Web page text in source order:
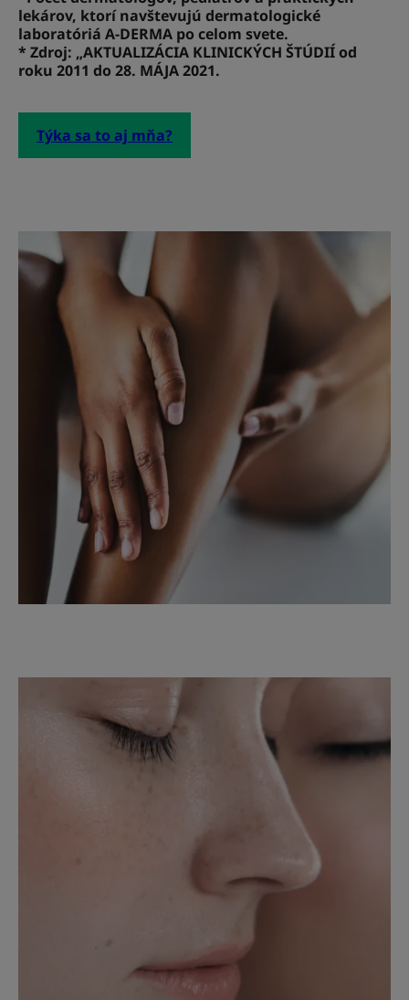
lekárov, ktorí navštevujú dermatologické
laboratóriá A-DERMA po celom svete.
* Zdroj: „AKTUALIZÁCIA KLINICKÝCH ŠTÚDIÍ od
roku 2011 do 28. MÁJA 2021.
Týka sa to aj mňa?